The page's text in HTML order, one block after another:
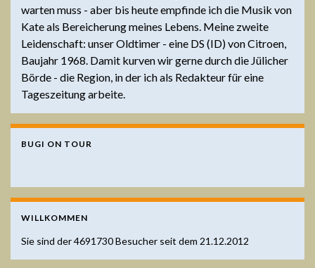
warten muss - aber bis heute empfinde ich die Musik von
Kate als Bereicherung meines Lebens. Meine zweite
Leidenschaft: unser Oldtimer - eine DS (ID) von Citroen,
Baujahr 1968. Damit kurven wir gerne durch die Jülicher
Börde - die Region, in der ich als Redakteur für eine
Tageszeitung arbeite.
BUGI ON TOUR
WILLKOMMEN
Sie sind der4691730Besucher seit dem 21.12.2012